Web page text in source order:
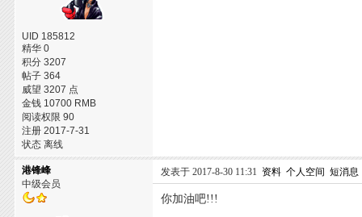
UID 185812
精华 0
积分 3207
帖子 364
威望 3207 点
金钱 10700 RMB
阅读权限 90
注册 2017-7-31
状态 离线
港锋峰
中级会员
发表于 2017-8-30 11:31 资料 个人空间 短消息
你加油吧!!!